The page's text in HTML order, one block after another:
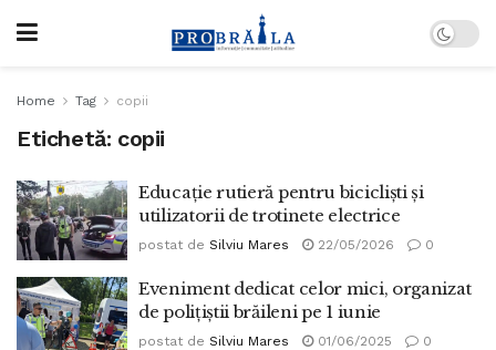
Home Tag copii
Etichetă: copii
Educație rutieră pentru bicicliști și
utilizatorii de trotinete electrice
postat de Silviu Mares 22/05/2026 0
Eveniment dedicat celor mici, organizat
de polițiștii brăileni pe 1 iunie
postat de Silviu Mares 01/06/2025 0